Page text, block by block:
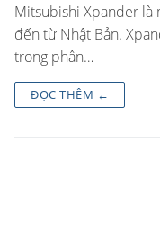
Mitsubishi Xpander là
đến từ Nhật Bản.
trong phân…
ĐỌC THÊM ←